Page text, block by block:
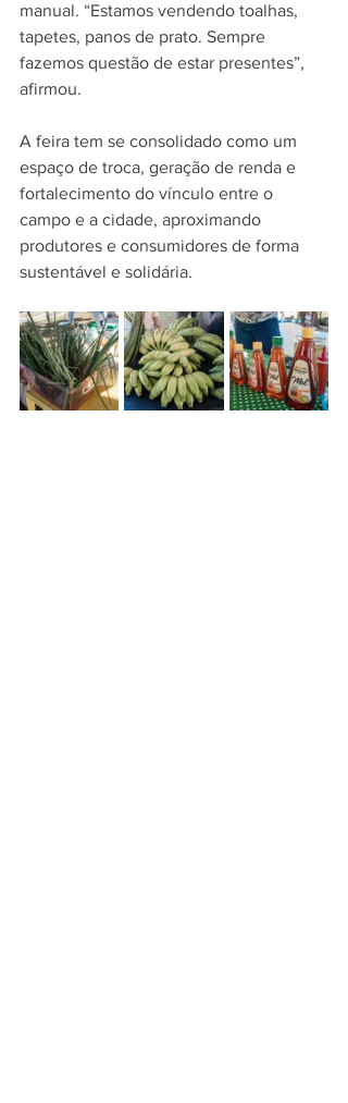
manual. “Estamos vendendo toalhas,
tapetes, panos de prato. Sempre
fazemos questão de estar presentes”,
afirmou.
A feira tem se consolidado como um
espaço de troca, geração de renda e
fortalecimento do vínculo entre o
campo e a cidade, aproximando
produtores e consumidores de forma
sustentável e solidária.